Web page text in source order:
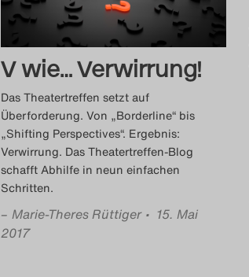
V wie… Verwirrung!
Das Theatertreffen setzt auf
Überforderung. Von „Borderline“ bis
„Shifting Perspectives“. Ergebnis:
Verwirrung. Das Theatertreffen-Blog
schafft Abhilfe in neun einfachen
Schritten.
– Marie-Theres Rüttiger • 15. Mai
2017